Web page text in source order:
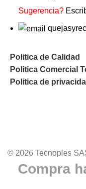
Sugerencia?
Politica de Calidad
Politica Comercial
Politica de
© 2026 Tecnoples
Compra